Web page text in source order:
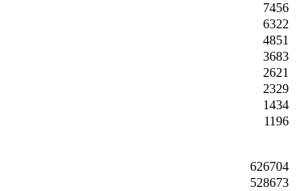
7456
6322
4851
3683
2621
2329
1434
1196
626704
528673